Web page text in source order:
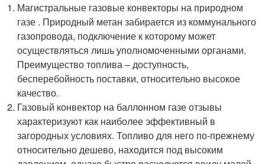
Магистральные газовые конвекторы на природном
газе . Природный метан забирается из коммунального
газопровода, подключение к которому может
осуществляться лишь уполномоченными органами.
Преимущество топлива – доступность,
бесперебойность поставки, относительно высокое
качество.
Газовый конвектор на баллонном газе отзывы
характеризуют как наиболее эффективный в
загородных условиях. Топливо для него по-прежнему
относительно дешево, находится под высоким